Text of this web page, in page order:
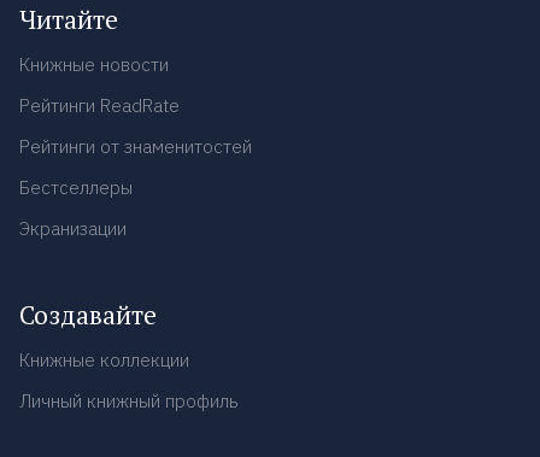
Читайте
Книжные новости
Рейтинги ReadRate
Рейтинги от знаменитостей
Бестселлеры
Экранизации
Создавайте
Книжные коллекции
Личный книжный профиль